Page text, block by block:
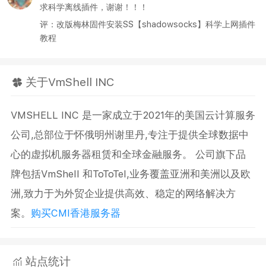
求科学离线插件，谢谢！！！
评：改版梅林固件安装SS【shadowsocks】科学上网插件
教程
关于VmShell INC
VMSHELL INC 是一家成立于2021年的美国云计算服务
公司,总部位于怀俄明州谢里丹,专注于提供全球数据中
心的虚拟机服务器租赁和全球金融服务。 公司旗下品
牌包括VmShell 和ToToTel,业务覆盖亚洲和美洲以及欧
洲,致力于为外贸企业提供高效、稳定的网络解决方
案。 购买CMI香港服务器
站点统计